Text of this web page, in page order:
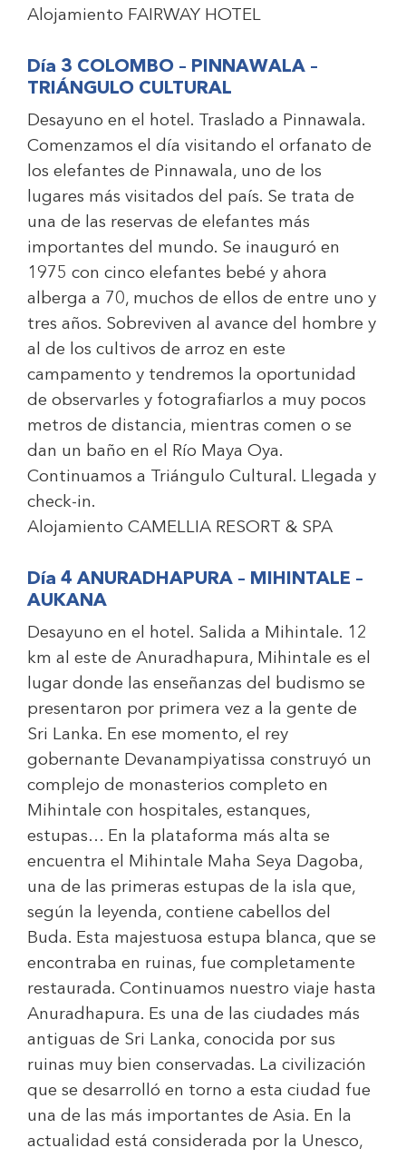
Alojamiento FAIRWAY HOTEL
Día 3 COLOMBO – PINNAWALA –
TRIÁNGULO CULTURAL
Desayuno en el hotel. Traslado a Pinnawala.
Comenzamos el día visitando el orfanato de
los elefantes de Pinnawala, uno de los
lugares más visitados del país. Se trata de
una de las reservas de elefantes más
importantes del mundo. Se inauguró en
1975 con cinco elefantes bebé y ahora
alberga a 70, muchos de ellos de entre uno y
tres años. Sobreviven al avance del hombre y
al de los cultivos de arroz en este
campamento y tendremos la oportunidad
de observarles y fotografiarlos a muy pocos
metros de distancia, mientras comen o se
dan un baño en el Río Maya Oya.
Continuamos a Triángulo Cultural. Llegada y
check-in.
Alojamiento CAMELLIA RESORT & SPA
Día 4 ANURADHAPURA – MIHINTALE –
AUKANA
Desayuno en el hotel. Salida a Mihintale. 12
km al este de Anuradhapura, Mihintale es el
lugar donde las enseñanzas del budismo se
presentaron por primera vez a la gente de
Sri Lanka. En ese momento, el rey
gobernante Devanampiyatissa construyó un
complejo de monasterios completo en
Mihintale con hospitales, estanques,
estupas… En la plataforma más alta se
encuentra el Mihintale Maha Seya Dagoba,
una de las primeras estupas de la isla que,
según la leyenda, contiene cabellos del
Buda. Esta majestuosa estupa blanca, que se
encontraba en ruinas, fue completamente
restaurada. Continuamos nuestro viaje hasta
Anuradhapura. Es una de las ciudades más
antiguas de Sri Lanka, conocida por sus
ruinas muy bien conservadas. La civilización
que se desarrolló en torno a esta ciudad fue
una de las más importantes de Asia. En la
actualidad está considerada por la Unesco,